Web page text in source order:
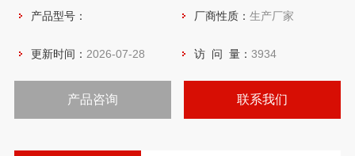
经销安捷伦Bond Elut Florisil 固相萃取柱
产品型号： 厂商性质： 生产厂家
更新时间： 2026-07-28 访 问 量： 3934
产品咨询 联系我们